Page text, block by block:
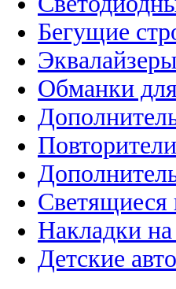
Бегущие
Обманки
Накладки
Детские